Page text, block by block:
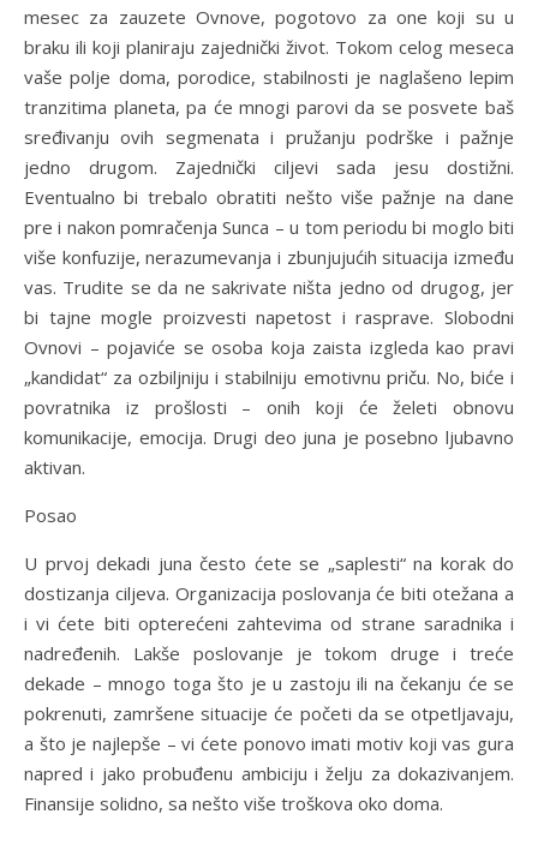
mesec za zauzete Ovnove, pogotovo za one koji su u
braku ili koji planiraju zajednički život. Tokom celog meseca
vaše polje doma, porodice, stabilnosti je naglašeno lepim
tranzitima planeta, pa će mnogi parovi da se posvete baš
sređivanju ovih segmenata i pružanju podrške i pažnje
jedno drugom. Zajednički ciljevi sada jesu dostižni.
Eventualno bi trebalo obratiti nešto više pažnje na dane
pre i nakon pomračenja Sunca – u tom periodu bi moglo biti
više konfuzije, nerazumevanja i zbunjujućih situacija između
vas. Trudite se da ne sakrivate ništa jedno od drugog, jer
bi tajne mogle proizvesti napetost i rasprave. Slobodni
Ovnovi – pojaviće se osoba koja zaista izgleda kao pravi
„kandidat“ za ozbiljniju i stabilniju emotivnu priču. No, biće i
povratnika iz prošlosti – onih koji će želeti obnovu
komunikacije, emocija. Drugi deo juna je posebno ljubavno
aktivan.
Posao
U prvoj dekadi juna često ćete se „saplesti“ na korak do
dostizanja ciljeva. Organizacija poslovanja će biti otežana a
i vi ćete biti opterećeni zahtevima od strane saradnika i
nadređenih. Lakše poslovanje je tokom druge i treće
dekade – mnogo toga što je u zastoju ili na čekanju će se
pokrenuti, zamršene situacije će početi da se otpetljavaju,
a što je najlepše – vi ćete ponovo imati motiv koji vas gura
napred i jako probuđenu ambiciju i želju za dokazivanjem.
Finansije solidno, sa nešto više troškova oko doma.